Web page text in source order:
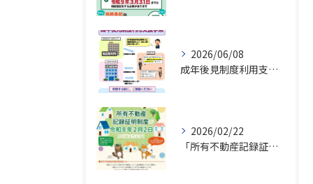
2026/06/08
成年後見制度利用支援事業
2026/02/22
「所有不動産記録証明制度」始まる